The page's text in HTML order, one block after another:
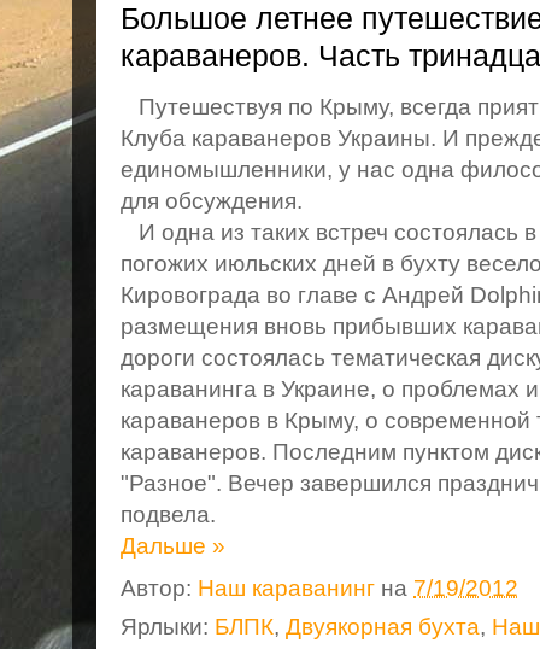
Большое летнее
караванеров. Часть
Путешествуя по Крыму, всегда
Клуба караванеров Украины. И
единомышленники, у нас одна
для обсуждения.
И одна из таких встреч состоялась
погожих июльских дней в бухту
Кировограда во главе с Андрей
размещения вновь прибывших
дороги состоялась тематическая
караванинга в Украине, о проблемах
караванеров в Крыму, о
караванеров. Последним пунктом
"Разное". Вечер завершился
подвела.
Дальше »
Автор: Наш караванинг на 7/19/2012
Ярлыки: БЛПК, Двуякорная бухта, Наш